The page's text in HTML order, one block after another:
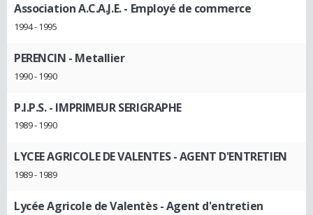
Association A.C.A.J.E.- Employé de commerce
1994 - 1995
PERENCIN - Metallier
1990 - 1990
P.I.P.S.- IMPRIMEUR SERIGRAPHE
1989 - 1990
LYCEE AGRICOLE DE VALENTES- AGENT D'ENTRETIEN
1989 - 1989
Lycée Agricole de Valentès- Agent d'entretien